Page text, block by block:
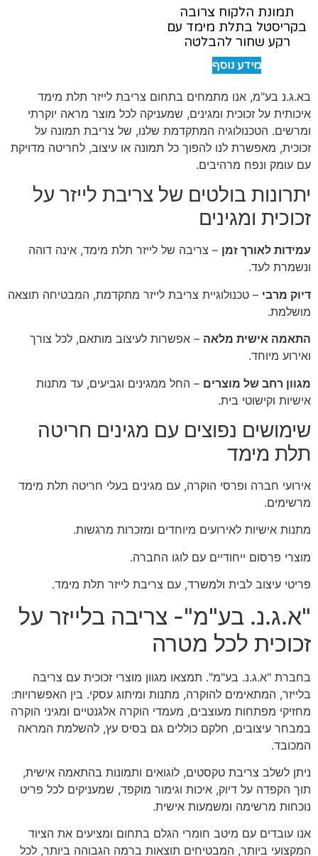
תמונת הלקוח צרובה
בקריסטל בתלת מימד עם
רקע שחור להבלטה
מידע נוסף
בא.ג.נ בע"מ, אנו מתמחים בתחום צריבת לייזר תלת מימד
איכותית על זכוכית ומגינים, שמעניקה לכל מוצר מראה יוקרתי
ומרשים. הטכנולוגיה המתקדמת שלנו, של צריבת תמונה על
זכוכית, מאפשרת לנו להפוך כל תמונה או עיצוב, לחריטה מדויקת
עם עומק ונפח מרהיבים.
יתרונות בולטים של צריבת לייזר על
זכוכית ומגינים
עמידות לאורך זמן – צריבה של לייזר תלת מימד, אינה דוהה
ונשמרת לעד.
דיוק מרבי – טכנולוגיית צריבת לייזר מתקדמת, המבטיחה תוצאה
מושלמת.
התאמה אישית מלאה – אפשרות לעיצוב מותאם, לכל צורך
ואירוע מיוחד.
מגוון רחב של מוצרים – החל ממגינים וגביעים, עד מתנות
אישיות וקישוטי בית.
שימושים נפוצים עם מגינים חריטה
תלת מימד
אירועי חברה ופרסי הוקרה, עם מגינים בעלי חריטה תלת מימד
מרשימים.
מתנות אישיות לאירועים מיוחדים ומזכרות מרגשות.
מוצרי פרסום ייחודיים עם לוגו החברה.
פריטי עיצוב לבית ולמשרד, עם צריבת לייזר תלת מימד.
"א.ג.נ. בע"מ"- צריבה בלייזר על
זכוכית לכל מטרה
בחברת "א.ג.נ. בע"מ". תמצאו מגוון מוצרי זכוכית עם צריבה
בלייזר, המתאימים להוקרה, מתנות ומיתוג עסקי. בין האפשרויות:
מחזיקי מפתחות מעוצבים, מעמדי הוקרה אלגנטיים ומגיני הוקרה
במבחר עיצובים, חלקם כוללים גם בסיס עץ, להשלמת המראה
המכובד.
ניתן לשלב צריבת טקסטים, לוגואים ותמונות בהתאמה אישית,
תוך הקפדה על דיוק, איכות וגימור מוקפד, שמעניקים לכל פריט
נוכחות מרשימה ומשמעות אישית.
אנו עובדים עם מיטב חומרי הגלם בתחום ומציעים את הציוד
המקצועי ביותר, המבטיחים תוצאות ברמה הגבוהה ביותר, לכל